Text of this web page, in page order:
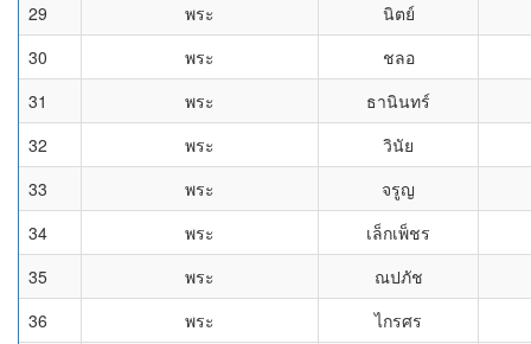
29
พระ นิตย์
30
พระ ชลอ
31
พระ ธานินทร์
32
พระ วินัย
33
พระ จรูญ
34
พระ เล็กเพ็ชร
35
พระ ณปภัช
36
พระ ไกรศร